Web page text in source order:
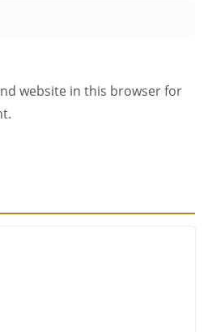
website in this browser for